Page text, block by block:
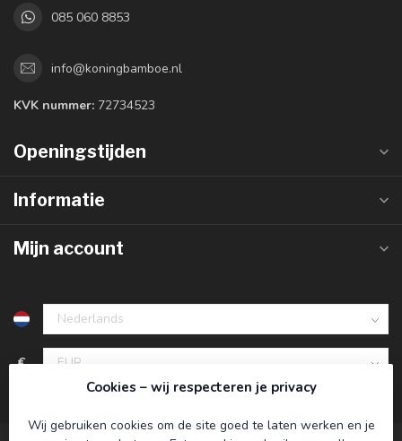
085 060 8853
info@koningbamboe.nl
KVK nummer: 72734523
Openingstijden
Informatie
Mijn account
€
Cookies – wij respecteren je privacy
Wij gebruiken cookies om de site goed te laten werken en je